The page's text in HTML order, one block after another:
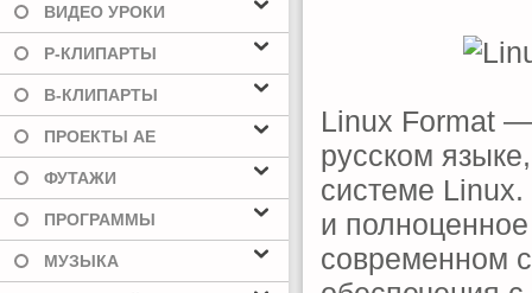
ВИДЕО УРОКИ
Р-КЛИПАРТЫ
В-КЛИПАРТЫ
ПРОЕКТЫ AE
ФУТАЖИ
ПРОГРАММЫ
МУЗЫКА
Linux Format
русском
системе
и
современном